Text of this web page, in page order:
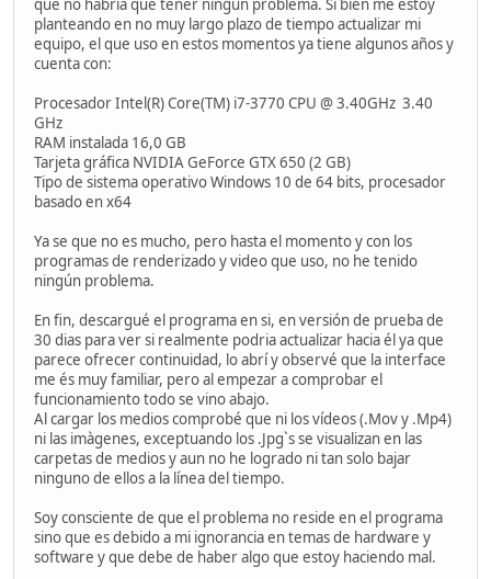
que no habria que tener ningún problema. Si bien me estoy
planteando en no muy largo plazo de tiempo actualizar mi
equipo, el que uso en estos momentos ya tiene algunos años y
cuenta con:
Procesador Intel(R) Core(TM) i7-3770 CPU @ 3.40GHz 3.40
GHz
RAM instalada 16,0 GB
Tarjeta gráfica NVIDIA GeForce GTX 650 (2 GB)
Tipo de sistema operativo Windows 10 de 64 bits, procesador
basado en x64
Ya se que no es mucho, pero hasta el momento y con los
programas de renderizado y video que uso, no he tenido
ningún problema.
En fin, descargué el programa en si, en versión de prueba de
30 dias para ver si realmente podria actualizar hacia él ya que
parece ofrecer continuidad, lo abrí y observé que la interface
me és muy familiar, pero al empezar a comprobar el
funcionamiento todo se vino abajo.
Al cargar los medios comprobé que ni los vídeos (.Mov y .Mp4)
ni las imàgenes, exceptuando los .Jpg`s se visualizan en las
carpetas de medios y aun no he logrado ni tan solo bajar
ninguno de ellos a la línea del tiempo.
Soy consciente de que el problema no reside en el programa
sino que es debido a mi ignorancia en temas de hardware y
software y que debe de haber algo que estoy haciendo mal.